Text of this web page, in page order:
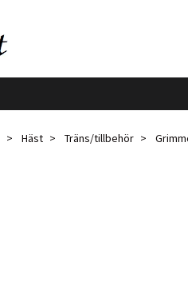
Häst Träns/tillbehör